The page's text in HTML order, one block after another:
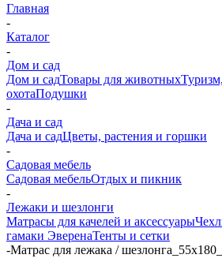
Главная
-
Каталог
-
Дом и сад
Дом и садТовары для животных
охотаПодушки
-
Дача и сад
Дача и садЦветы, растения и горшки
-
Садовая мебель
Садовая мебельОтдых и пикник
-
Лежаки и шезлонги
Матрасы для качелей и аксессуары
гамаки ЭверенаТенты и сетки
-Матрас для лежака /